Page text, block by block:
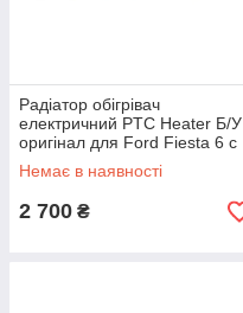
Радіатор обігрівач
електричний PTC Heater Б/У
оригінал для Ford Fiesta 6 c
02-08, Fusion c 02-12
Немає в наявності
2 700 ₴